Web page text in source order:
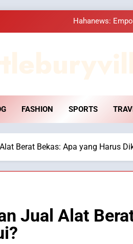
Hahanews:
Hahanews:
How
FASHION SPORTS
Berat Bekas: Apa yang Harus
Jual Alat